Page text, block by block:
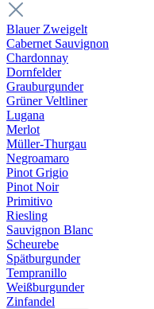
Blauer Zweigelt
Cabernet Sauvignon
Chardonnay
Dornfelder
Grauburgunder
Grüner Veltliner
Lugana
Merlot
Müller-Thurgau
Negroamaro
Pinot Grigio
Pinot Noir
Primitivo
Riesling
Sauvignon Blanc
Scheurebe
Spätburgunder
Tempranillo
Weißburgunder
Zinfandel